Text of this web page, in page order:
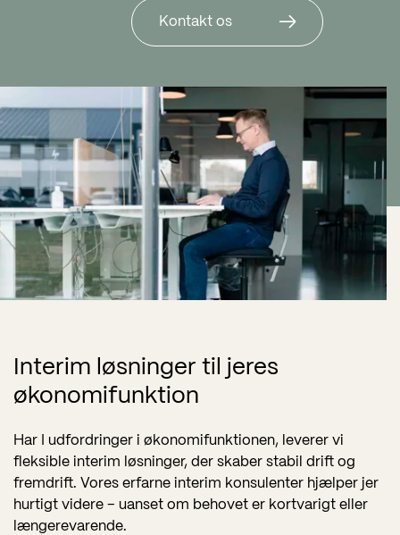
Kontakt os
Interim løsninger til jeres
økonomifunktion
Har I udfordringer i økonomifunktionen, leverer vi
fleksible interim løsninger, der skaber stabil drift og
fremdrift. Vores erfarne interim konsulenter hjælper jer
hurtigt videre – uanset om behovet er kortvarigt eller
længerevarende.